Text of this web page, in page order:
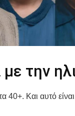
την
40+. Και αυτό